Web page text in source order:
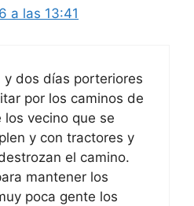
a las 13:41
y dos días porteriores
por los caminos de
vecino que se
y con tractores y
el camino.
mantener los
poca gente los